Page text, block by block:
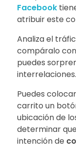
Facebook
atribuir este
Analiza el
compáralo
puedes
interrelaciones.
Puedes
carrito un
ubicación de
determinar
intención de